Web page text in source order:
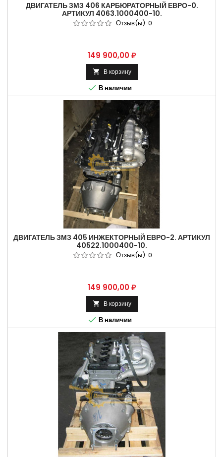
ДВИГАТЕЛЬ ЗМЗ 406 КАРБЮРАТОРНЫЙ ЕВРО-0.
АРТИКУЛ 4063.1000400-10.
Отзыв(ы): 0
Цена
149 900,00 ₽
 В корзину
 В наличии
ДВИГАТЕЛЬ ЗМЗ 405 ИНЖЕКТОРНЫЙ ЕВРО-2. АРТИКУЛ
40522.1000400-10.
Отзыв(ы): 0
Цена
149 900,00 ₽
 В корзину
 В наличии